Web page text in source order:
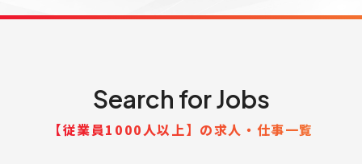
Search for Jobs
【従業員1000人以上】の求人・仕事一覧